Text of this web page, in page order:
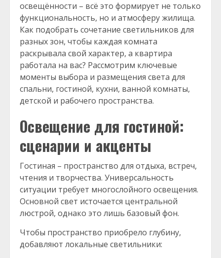
освещённости – всё это формирует не только
функциональность, но и атмосферу жилища.
Как подобрать сочетание светильников для
разных зон, чтобы каждая комната
раскрывала свой характер, а квартира
работала на вас? Рассмотрим ключевые
моменты выбора и размещения света для
спальни, гостиной, кухни, ванной комнаты,
детской и рабочего пространства.
Освещение для гостиной:
сценарии и акценты
Гостиная – пространство для отдыха, встреч,
чтения и творчества. Универсальность
ситуации требует многослойного освещения.
Основной свет источается центральной
люстрой, однако это лишь базовый фон.
Чтобы пространство приобрело глубину,
добавляют локальные светильники: